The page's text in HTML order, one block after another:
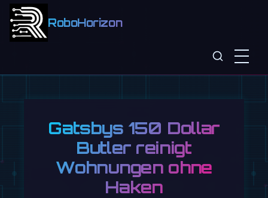
RoboHorizon
Gatsbys 150 Dollar
Butler reinigt
Wohnungen ohne
Haken